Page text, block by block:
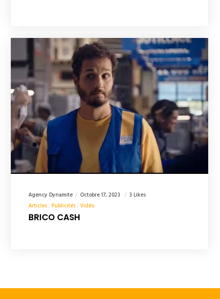
Agency Dynamite Octobre 17, 2023
3 Likes
Articles Publicités Vidéo
BRICO CASH